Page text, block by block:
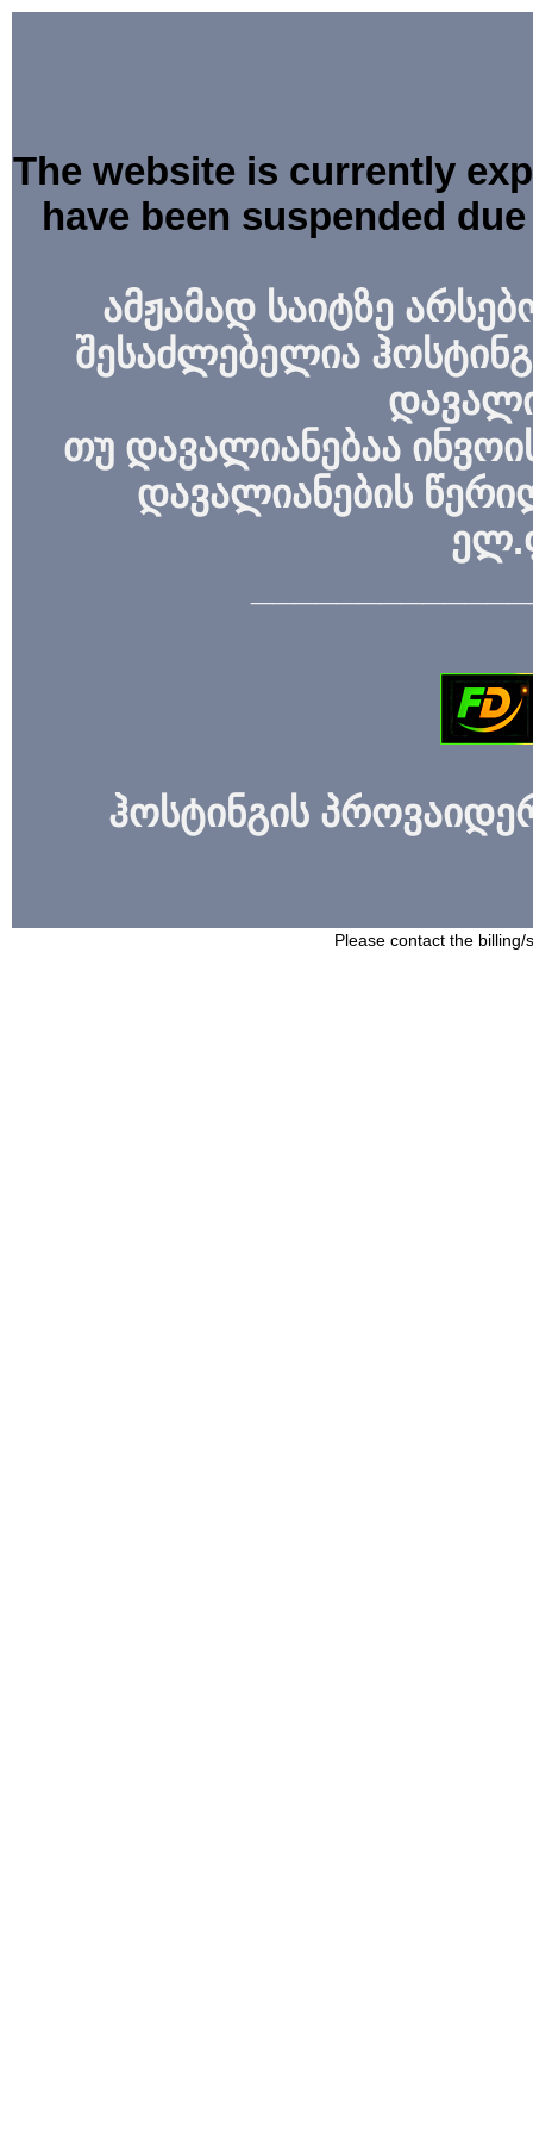
The website is currently
have been suspended
ამჟამად საიტზე
შესაძლებელია
თუ დავალიანებაა
დავალიანების
ჰოსტინგის
Please contact the